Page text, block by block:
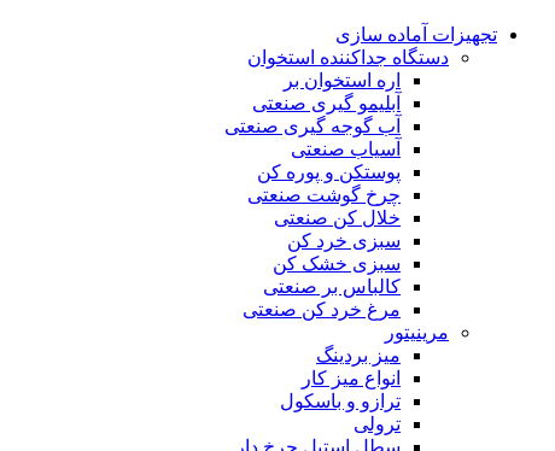
تجهیزات آماده سازی
دستگاه جداکننده استخوان
اره استخوان بر
آبلیمو گیری صنعتی
آب گوجه گیری صنعتی
آسیاب صنعتی
پوستکن و پوره کن
چرخ گوشت صنعتی
خلال کن صنعتی
سبزی خرد کن
سبزی خشک کن
کالباس بر صنعتی
مرغ خرد کن صنعتی
مرینیتور
میز بردینگ
انواع میز کار
ترازو و باسکول
ترولی
سطل استیل چرخ دار